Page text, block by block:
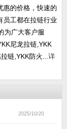
惠的价格，快速的
员工都在拉链行业
为广大客户服
尼龙拉链,YKK
链,YKK防火... 详
2025/10/20